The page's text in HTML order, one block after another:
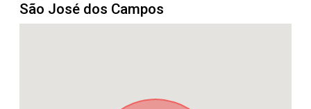
São José dos Campos